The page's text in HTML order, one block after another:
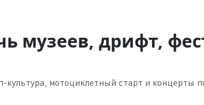
музеев, дрифт,
мотоциклетный старт и